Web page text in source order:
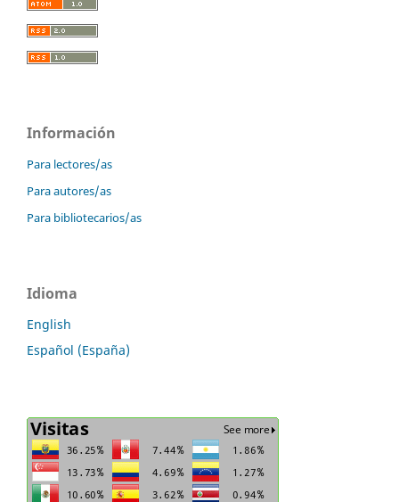
Información
Para lectores/as
Para autores/as
Para bibliotecarios/as
Idioma
English
Español (España)